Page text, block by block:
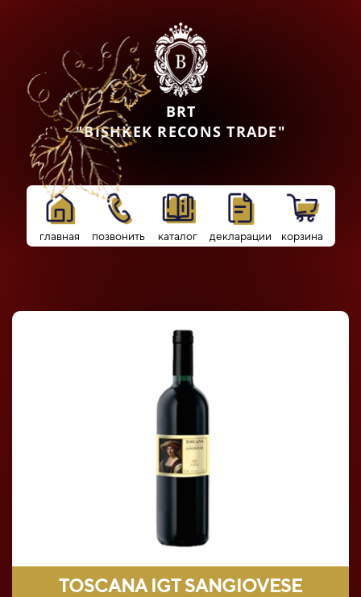
BRT
"BISHKEK RECONS TRADE"
главная позвонить каталог декларации корзина
TOSCANA IGT SANGIOVESE